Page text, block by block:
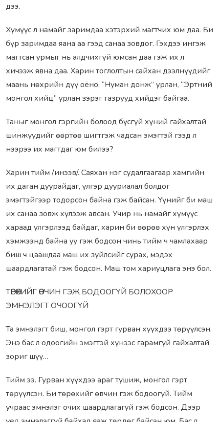
дээ.
Хүмүүс л намайг заримдаа хэтэрхий магтчих юм даа. Би
бүр заримдаа яана аа гээд санаа зовдог. Гэхдээ ингэж
магтсан урмыг нь алдчихгүй юмсан даа гэж их л
хичээж явна даа. Харин тоглолтын сайхан дээлнүүдийг
маань нөхрийн дүү оёно, “Нуман донж” урлан, “Эртний
монгол хийц” урлан зэрэг газрууд хийдэг байгаа.
Таныг монгол гэргийн болоод бүсгүй хүний гайхалтай
шинжүүдийг өөртөө шигтгэж чадсан эмэгтэй гээд л
нээрээ их магтдаг юм билээ?
Харин тийм /инээв/. Саяхан нэг судалгаагаар хамгийн
их даган дуурайдаг, үлгэр дууриалал болдог
эмэгтэйгээр тодорсон байна гэж байсан. Үүнийг би маш
их санаа зовж хүлээж авсан. Учир нь намайг хүмүүс
хараад үлгэрлээд байдаг, харин би өөрөө хүн үлгэрлэх
хэмжээнд байна уу гэж бодсон чинь тийм ч чамлахаар
биш ч цаашдаа маш их зүйлсийг сурах, мэдэх
шаардлагатай гэж бодсон. Маш том хариуцлага энэ бол.
ТӨРӨХИЙГ ӨВЧИН ГЭЖ БОДООГҮЙ БОЛОХООР
ЭМНЭЛЭГТ ОЧООГҮЙ
Та эмнэлэгт биш, монгол гэрт гурван хүүхдээ төрүүлсэн.
Энэ бас л одоогийн эмэгтэй хүнээс гарамгүй гайхалтай
зориг шүү…
Тийм ээ. Гурван хүүхдээ араг түшиж, монгол гэрт
төрүүлсэн. Би төрөхийг өвчин гэж бодоогүй. Тийм
учраас эмнэлэг очих шаардлагагүй гэж бодсон. Дээр